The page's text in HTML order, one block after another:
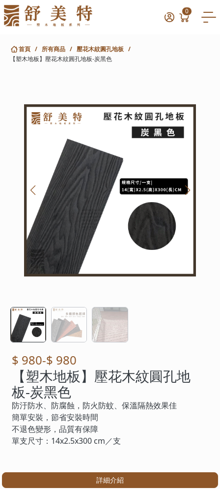
0
首頁 / 所有商品 / 壓花木紋圓孔地板 /
【塑木地板】壓花木紋圓孔地板-炭黑色
$ 980-$ 980
【塑木地板】壓花木紋圓孔地
板-炭黑色
防汙防水、防腐蝕，防火防蚊、保溫隔熱效果佳
簡單安裝，節省安裝時間
不退色變形，品質有保障
單支尺寸：14x2.5x300 cm／支
詳細介紹